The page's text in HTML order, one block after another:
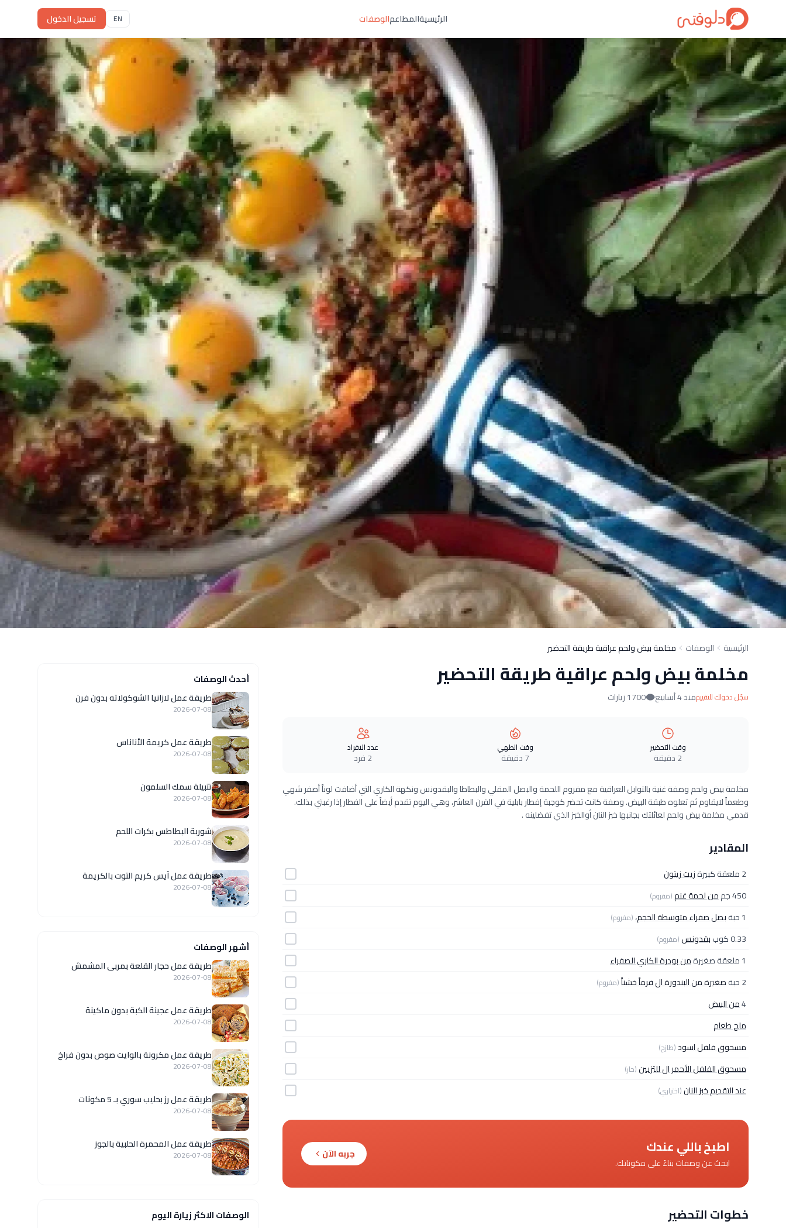
الرئيسيةالمطاعمالوصفات EN تسجيل الدخول
الرئيسية الوصفات مخلمة بيض ولحم عراقية طريقة التحضير
مخلمة بيض ولحم عراقية طريقة التحضير
سجّل دخولك للتقييممنذ 4 أسابيع 1700 زيارات
وقت التحضير
2 دقيقة
وقت الطهي
7 دقيقة
عدد الافراد
2 فرد
مخلمة بيض ولحم وصفة غنية بالتوابل العراقية مع مفروم اللحمة والبصل المقلي والبطاطا والبقدونس ونكهة الكاري التي أضافت لوناً أصفر شهي
وطعماً لايقاوم ثم تعلوه طبقة البيض. وصفة كانت تحضر كوجبة إفطار بابلية في القرن العاشر، وهي اليوم تقدم أيضاً على الفطار إذا رغبتي بذلك.
قدمي مخلمة بيض ولحم لعائلتك بجانبها خبز النان أوالخبز الذي تفضلينه .
المقادير
2 ملعقة كبيرة
زيت زيتون
450 جم
من لحمة غنم(مفروم)
1 حبة بصل صفراء متوسطة الحجم،(مفروم)
0.33 كوب بقدونس(مفروم)
1 ملعقة صغيرة
من بودرة الكاري الصفراء
2 حبة
صغيرة من البندورة ال فرماً خشناً(مفروم)
4من البيض
ملح طعام
مسحوق فلفل اسود(طازج)
مسحوق الفلفل الأحمر ال للتزيين(حار)
عند التقديم خبز النان(اختياري)
اطبخ باللي عندك
ابحث عن وصفات بناءً على مكوناتك.
جربه الآن
خطوات التحضير
أحدث الوصفات
طريقة عمل لازانيا الشوكولاته بدون فرن
2026-07-08
طريقة عمل كريمة الأناناس
2026-07-08
تتبيلة سمك السلمون
2026-07-08
شوربة البطاطس بكرات اللحم
2026-07-08
طريقة عمل آيس كريم التوت بالكريمة
2026-07-08
أشهر الوصفات
طريقة عمل حجار القلعة بمربى المشمش
2026-07-08
طريقة عمل عجينة الكبة بدون ماكينة
2026-07-08
طريقة عمل مكرونة بالوايت صوص بدون فراخ
2026-07-08
طريقة عمل رز بحليب سوري بـ 5 مكونات
2026-07-08
طريقة عمل المحمرة الحلبية بالجوز
2026-07-08
الوصفات الاكثر زيارة اليوم